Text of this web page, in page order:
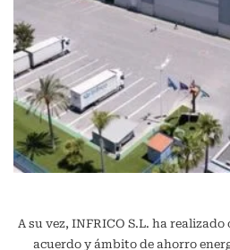
A su vez, INFRICO S.L. ha
acuerdo y ámbito de ahorro